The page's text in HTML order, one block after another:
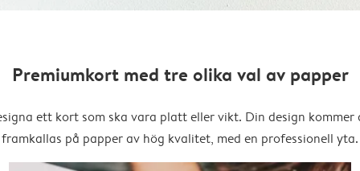
Premiumkort med tre olika val av papper
ett kort som ska vara platt eller vikt. Din design kommer
framkallas på papper av hög kvalitet, med en professionell yta.